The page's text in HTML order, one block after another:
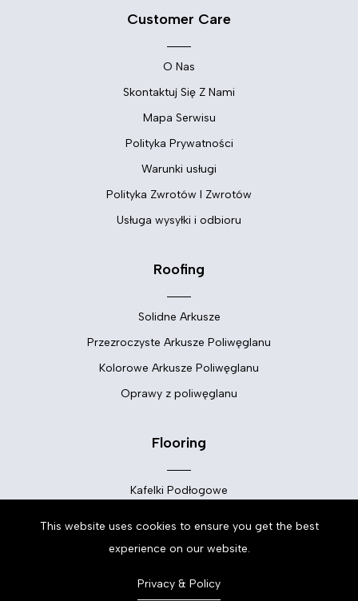
Customer Care
O Nas
Skontaktuj Się Z Nami
Mapa Serwisu
Polityka Prywatności
Warunki usługi
Polityka Zwrotów I Zwrotów
Usługa wysyłki i odbioru
Roofing
Solidne Arkusze
Przezroczyste Arkusze Poliwęglanu
Kolorowe Arkusze Poliwęglanu
Oprawy z poliwęglanu
Flooring
Kafelki Podłogowe
Dywany
This website uses cookies to ensure you get the best
experience on our website.
Privacy & Policy